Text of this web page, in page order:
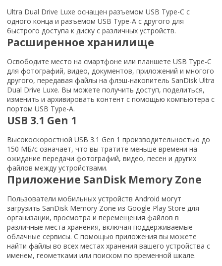
Ultra Dual Drive Luxe оснащен разъемом USB Type-C с
одного конца и разъемом USB Type-A с другого для
быстрого доступа к диску с различных устройств.
Расширенное хранилище
Освободите место на смартфоне или планшете USB Type-C
для фотографий, видео, документов, приложений и многого
другого, передавая файлы на флэш-накопитель SanDisk Ultra
Dual Drive Luxe. Вы можете получить доступ, поделиться,
изменить и архивировать контент с помощью компьютера с
портом USB Type-A.
USB 3.1 Gen 1
Высокоскоростной USB 3.1 Gen 1 производительностью до
150 МБ/с означает, что вы тратите меньше времени на
ожидание передачи фотографий, видео, песен и других
файлов между устройствами.
Приложение SanDisk Memory Zone
Пользователи мобильных устройств Android могут
загрузить SanDisk Memory Zone из Google Play Store для
организации, просмотра и перемещения файлов в
различные места хранения, включая поддерживаемые
облачные сервисы. С помощью приложения вы можете
найти файлы во всех местах хранения вашего устройства с
именем, геометками или поиском по временной шкале.